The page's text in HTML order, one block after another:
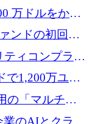
万ドルをかけ
を構築
ンドの初回ク
ィコンプライ
に140万ユーロ
で1,200万ユー
の「マルチプ
ステムを構築
業のAIとクラウ